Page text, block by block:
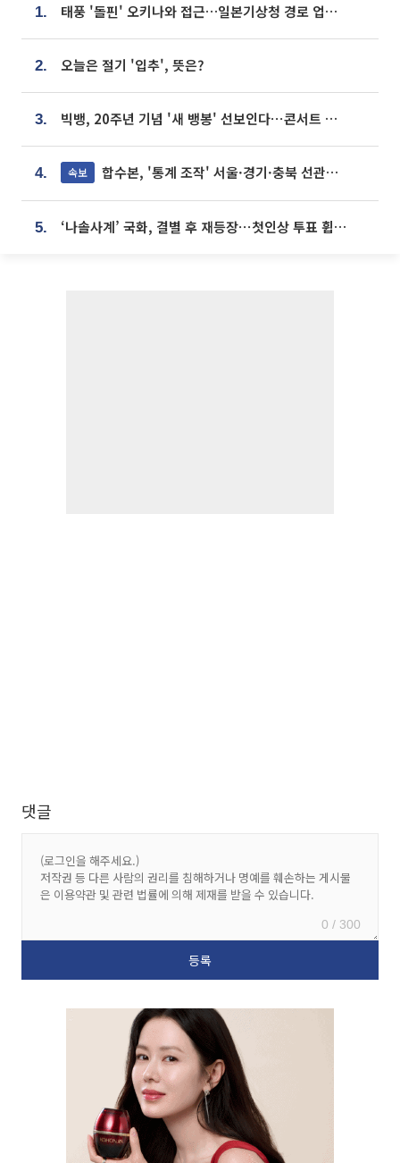
1. 태풍 '돌핀' 오키나와 접근…일본기상청 경로 업데이트
2. 오늘은 절기 '입추', 뜻은?
3. 빅뱅, 20주년 기념 '새 뱅봉' 선보인다⋯콘서트 앞두고 팝업 개최
4. 속보 합수본, '통계 조작' 서울·경기·충북 선관위 등 추가 압수수색
5. ‘나솔사계’ 국화, 결별 후 재등장⋯첫인상 투표 휩쓸고 ‘인기녀’ 등극
댓글
0 / 300